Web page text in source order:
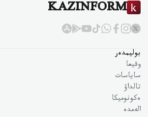
KAZINFORM
بوليمدەر
وقيعا
ساياسات
تالداۋ
ەكونوميكا
الەمدە